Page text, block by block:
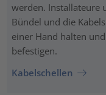
werden. Installateure
Bündel und die
einer Hand halten
befestigen.
Kabelschellen